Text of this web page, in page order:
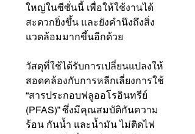
ใหญ่ในซีซั่นนี้ เพื่อให้ใช้งานได้
สะดวกยิ่งขึ้น และยังคำนึงถึงสิ่ง
แวดล้อมมากขึ้นอีกด้วย
วัสดุที่ใช้ได้รับการเปลี่ยนแปลงให้
สอดคล้องกับการหลีกเลี่ยงการใช้
“สารประกอบฟลูออโรอินทรีย์
(PFAS)” ซึ่งมีคุณสมบัติกันความ
ร้อน กันน้ำ และน้ำมัน ไม่ติดไฟ